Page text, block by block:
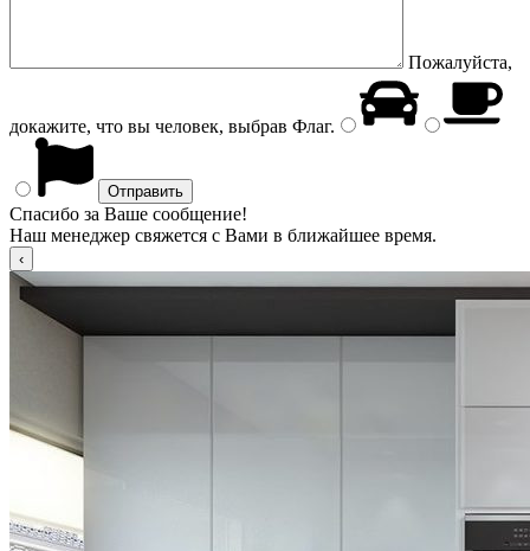
Пожалуйста,
докажите, что вы человек, выбрав Флаг.
Спасибо за Ваше сообщение!
Наш менеджер свяжется с Вами в ближайшее время.